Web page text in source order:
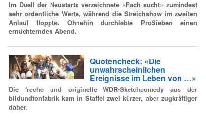
Im Duell der Neustarts verzeichnete «Rach sucht» zumindest
sehr ordentliche Werte, während die Streichshow im zweiten
Anlauf floppte. Ohnehin durchlebte ProSieben einen
ernüchternden Abend.
Quotencheck: «Die
unwahrscheinlichen
Ereignisse im Leben von …»
Die freche und originelle WDR-Sketchcomedy aus der
bildundtonfabrik kam in Staffel zwei kürzer, aber zugkräftiger
daher.